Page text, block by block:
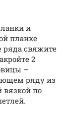
и
планке
ряда свяжите
2
–
ряду из
вязкой по